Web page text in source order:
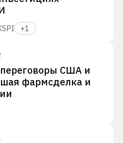
+1
переговоры США и
фармсделка и